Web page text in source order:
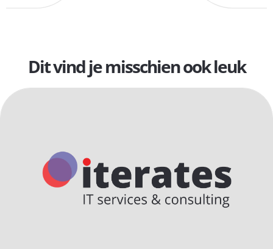
Dit vind je misschien ook leuk